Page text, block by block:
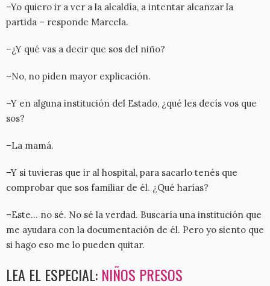
–Yo quiero ir a ver a la alcaldía, a intentar alcanzar la
partida – responde Marcela.
–¿Y qué vas a decir que sos del niño?
–No, no piden mayor explicación.
–Y en alguna institución del Estado, ¿qué les decís vos que
sos?
–La mamá.
–Y si tuvieras que ir al hospital, para sacarlo tenés que
comprobar que sos familiar de él. ¿Qué harías?
–Este… no sé. No sé la verdad. Buscaría una institución que
me ayudara con la documentación de él. Pero yo siento que
si hago eso me lo pueden quitar.
LEA EL ESPECIAL: NIÑOS PRESOS